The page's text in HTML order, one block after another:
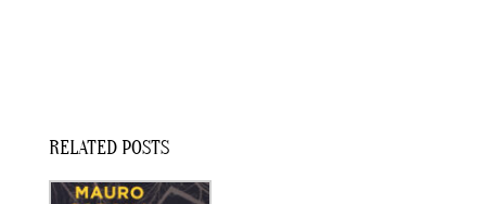
RELATED POSTS